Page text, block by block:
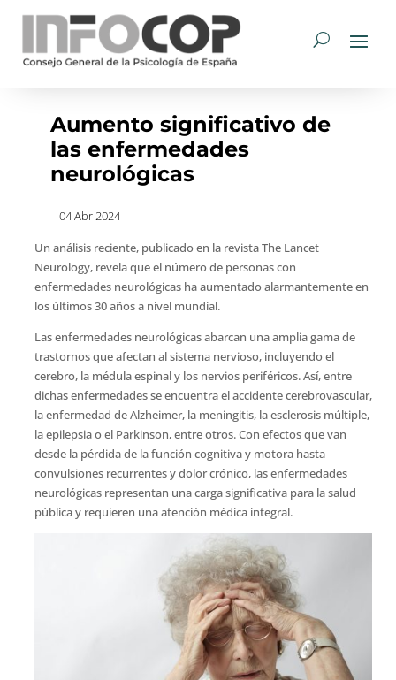
Aumento significativo de
las enfermedades
neurológicas
04 Abr 2024
Un análisis reciente, publicado en la revista The Lancet
Neurology, revela que el número de personas con
enfermedades neurológicas ha aumentado alarmantemente en
los últimos 30 años a nivel mundial.
Las enfermedades neurológicas abarcan una amplia gama de
trastornos que afectan al sistema nervioso, incluyendo el
cerebro, la médula espinal y los nervios periféricos. Así, entre
dichas enfermedades se encuentra el accidente cerebrovascular,
la enfermedad de Alzheimer, la meningitis, la esclerosis múltiple,
la epilepsia o el Parkinson, entre otros. Con efectos que van
desde la pérdida de la función cognitiva y motora hasta
convulsiones recurrentes y dolor crónico, las enfermedades
neurológicas representan una carga significativa para la salud
pública y requieren una atención médica integral.